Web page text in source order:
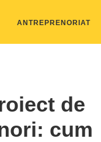
ANTREPRENORIAT
de
cum